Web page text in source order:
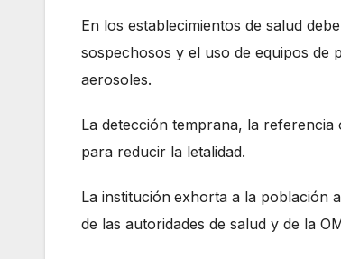
En los establecimientos de salud
sospechosos y el uso de equipos de
aerosoles.
La detección temprana, la
para reducir la letalidad.
La institución exhorta a la población
de las autoridades de salud y de la